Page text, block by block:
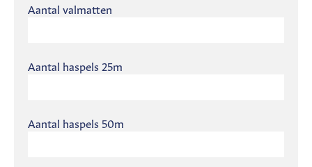
Aantal valmatten
Aantal haspels 25m
Aantal haspels 50m